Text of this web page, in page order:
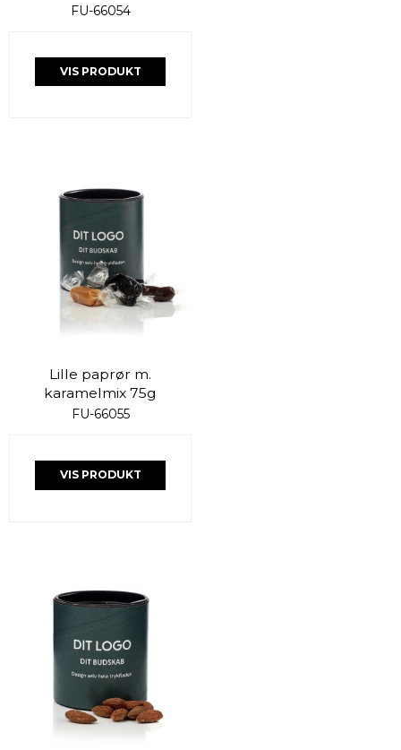
FU-66054
VIS PRODUKT
Lille paprør m.
karamelmix 75g
FU-66055
VIS PRODUKT